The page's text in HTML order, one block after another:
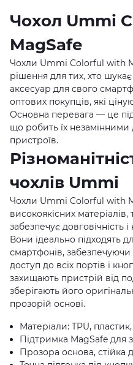
Чохол Ummi
MagSafe
Чохли Ummi Colorful with
рішення для тих, хто
аксесуар для свого
оптових покупців, які
Основна перевага — це
що робить їх незамінними
пристроїв.
чохлів Ummi
Чохли Ummi Colorful with
високоякісних
забезпечує довговічність
Вони ідеально підходять
смартфонів, забезпечуючи
доступ до всіх портів і
захищають пристрій від
зберігають його
прозорій основі.
Матеріали: TPU,
Підтримка MagSafe для
Прозора основа, стійка